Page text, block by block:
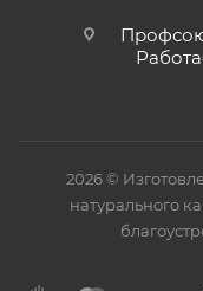
2026 ©
натурального